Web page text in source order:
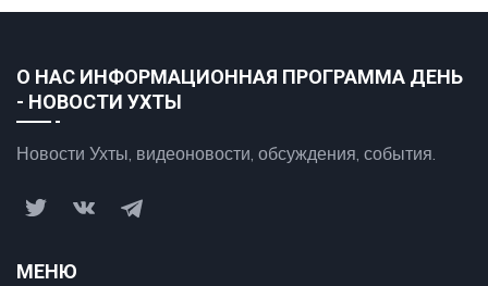
О НАС ИНФОРМАЦИОННАЯ ПРОГРАММА ДЕНЬ
- НОВОСТИ УХТЫ
Новости Ухты, видеоновости, обсуждения, события.
МЕНЮ